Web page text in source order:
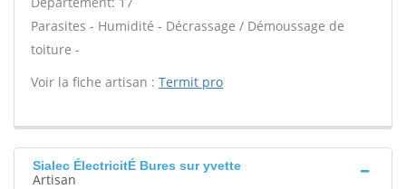
Parasites - Humidité - Décrassage / Démoussage de
toiture -
Voir la fiche artisan : Termit pro
Sialec ÉlectricitÉ Bures sur yvette
Artisan